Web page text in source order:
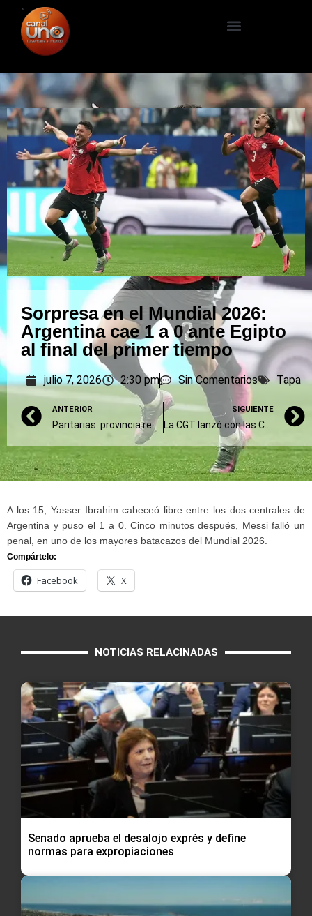
Sorpresa en el Mundial 2026:
Argentina cae 1 a 0 ante Egipto
al final del primer tiempo
julio 7, 2026 2:30 pm Sin Comentarios Tapa
ANTERIOR
Paritarias: provincia repitió la oferta de suba salarial de 7% en dos cuotas, y ATE la puso a consideración
SIGUIENTE
La CGT lanzó con las CTA un plan de protestas “a la francesa”: ¿cómo será?
A los 15, Yasser Ibrahim cabeceó libre entre los dos centrales de
Argentina y puso el 1 a 0. Cinco minutos después, Messi falló un
penal, en uno de los mayores batacazos del Mundial 2026.
Compártelo:
Facebook X
NOTICIAS RELACINADAS
Senado aprueba el desalojo exprés y define
normas para expropiaciones